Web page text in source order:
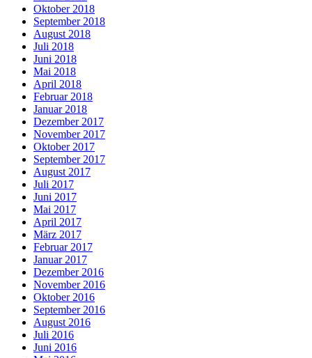
Oktober 2018
September 2018
August 2018
Juli 2018
Juni 2018
Mai 2018
April 2018
Februar 2018
Januar 2018
Dezember 2017
November 2017
Oktober 2017
September 2017
August 2017
Juli 2017
Juni 2017
Mai 2017
April 2017
März 2017
Februar 2017
Januar 2017
Dezember 2016
November 2016
Oktober 2016
September 2016
August 2016
Juli 2016
Juni 2016